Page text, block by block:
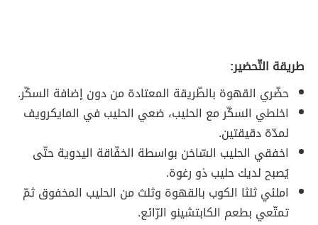
طريقة التّحضير:
حضّري القهوة بالطّريقة المعتادة من دون إضافة السكّر.
اخلطي السكّر مع الحليب، ضعي الحليب في المايكرويف
لمدّة دقيقتين.
اخفقي الحليب السّاخن بواسطة الخفّاقة اليدوية حتّى
يُصبح لديك حليب ذو رغوة.
املئي ثلثا الكوب بالقهوة وثلث من الحليب المخفوق ثمّ
تمتّعي بطعم الكابتشينو الرّائع.